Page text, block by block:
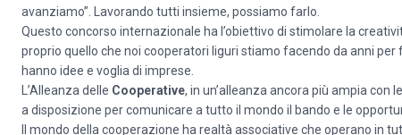
avanziamo”. Lavorando tutti insieme, possiamo farlo.
Questo concorso internazionale ha l’obiettivo di stimolare la
proprio quello che noi cooperatori liguri stiamo facendo da anni
hanno idee e voglia di imprese.
L’Alleanza delle Cooperative, in un’alleanza ancora più ampia
a disposizione per comunicare a tutto il mondo il bando e le
Il mondo della cooperazione ha realtà associative che operano in